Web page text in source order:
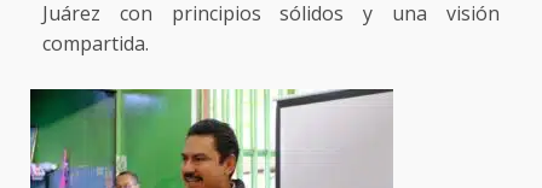
Juárez con principios sólidos y una visión
compartida.